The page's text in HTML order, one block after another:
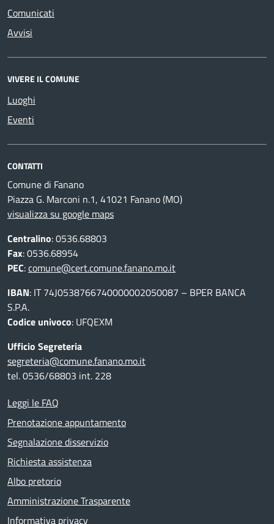
Comunicati
Avvisi
VIVERE IL COMUNE
Luoghi
Eventi
CONTATTI
Comune di Fanano
Piazza G. Marconi n.1, 41021 Fanano (MO)
visualizza su google maps
Centralino: 0536.68803
Fax: 0536.68954
PEC:comune@cert.comune.fanano.mo.it
IBAN: IT 74J0538766740000002050087 – BPER BANCA
S.P.A.
Codice univoco: UFQEXM
Ufficio Segreteria
segreteria@comune.fanano.mo.it
tel. 0536/68803 int. 228
Leggi le FAQ
Prenotazione appuntamento
Segnalazione disservizio
Richiesta assistenza
Albo pretorio
Amministrazione Trasparente
Informativa privacy